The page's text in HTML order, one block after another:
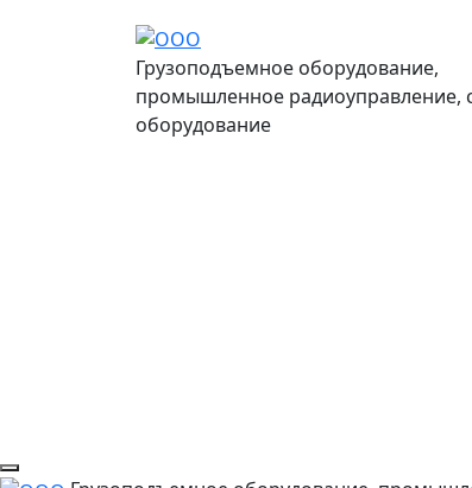
Грузоподъемное оборудование,
промышленное радиоуправление,
оборудование